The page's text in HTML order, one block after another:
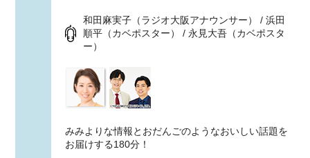
和田麻実子（ラジオ大阪アナウンサー） / 浜田
順平（カベポスター） / 永見大吾（カベポスタ
ー）
みみよりな情報とおだんごのようなおいしい話題を
お届けする180分！